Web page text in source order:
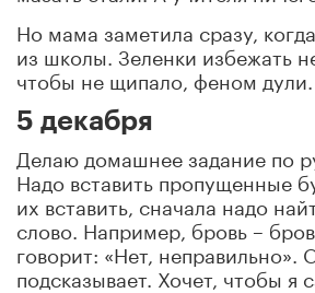
Но мама заметила сразу,
из школы. Зеленки избежать
чтобы не щипало, феном дули.
5 декабря
Делаю домашнее задание по
Надо вставить пропущенные
их вставить, сначала надо
слово. Например, бровь –
говорит: «Нет, неправильно».
подсказывает. Хочет, чтобы я